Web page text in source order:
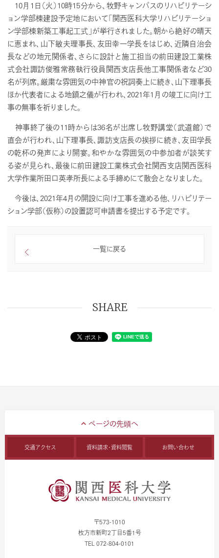
10月1日（火）10時15分から、牧野キャンパスのリハビリテーシ
ョン学部棟建設予定地において「関西医科大学リハビリテーショ
ン学部棟新築工事起工式」が挙行されました。朝から絶好の晴天
に恵まれ、山下敏夫理事長、友田幸一学長をはじめ、近隣自治会
長などの地元関係者、さらに設計と施工担当の前田建設工業株
式会社諏訪俊雅常務執行役員関西支店長他工事関係者など30
名が列席。厳粛な雰囲気の中神官の祝詞奏上に続き、山下理事長
ほか代表者による地鎮之儀が行われ、2021年1月の竣工に向け工
事の無事を祈りました。
神事終了後の11時からは36名が出席し牧野講堂（武道館）で
直会が行われ、山下理事長、諏訪支店長の挨拶に続き、友田学長
の乾杯の発声により開宴。和やかな雰囲気の中参加者が談笑す
る姿が見られ、最後に前田建設工業株式会社関西支店関西医科
大学作業所田口英孝所長による手締めにて散会となりました。
今後は、2021年4月の開設に向け工事を進める他、リハビリテー
ション学部（仮称）の設置認可申請書を提出する予定です。
一覧に戻る
SHARE
交通アクセス 資料請求・資料閲覧 お問い合わせ
〒573-1010
枚方市新町2丁目5番1号
TEL 072-804-0101